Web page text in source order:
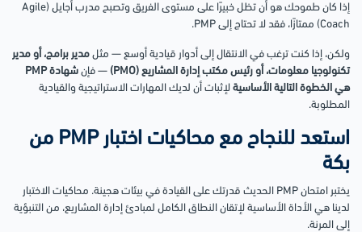
إذا كان طموحك هو أن تظل خبيرًا على مستوى الفريق وتصبح مدرب أجايل (Agile
Coach) ممتازًا، فقد لا تحتاج إلى PMP.
ولكن، إذا كنت ترغب في الانتقال إلى أدوار قيادية أوسع — مثل مدير برامج، أو مدير
تكنولوجيا معلومات، أو رئيس مكتب إدارة المشاريع (PMO)
— فإن
شهادة PMP
هي الخطوة التالية الأساسية لإثبات أن لديك المهارات الاستراتيجية والقيادية
المطلوبة.
استعد للنجاح مع محاكيات اختبار PMP من
بكة
يختبر امتحان PMP الحديث قدرتك على القيادة في بيئات هجينة. محاكيات الاختبار
لدينا هي الأداة الأساسية لإتقان النطاق الكامل لمبادئ إدارة المشاريع، من التنبؤية
إلى المرنة.